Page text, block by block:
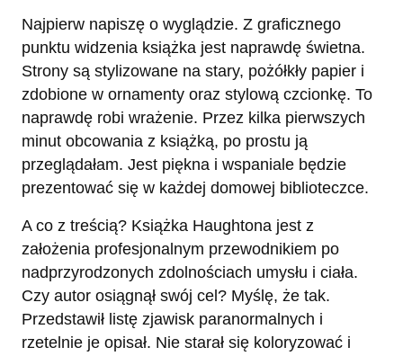
Najpierw napiszę o wyglądzie. Z graficznego
punktu widzenia książka jest naprawdę świetna.
Strony są stylizowane na stary, pożółkły papier i
zdobione w ornamenty oraz stylową czcionkę. To
naprawdę robi wrażenie. Przez kilka pierwszych
minut obcowania z książką, po prostu ją
przeglądałam. Jest piękna i wspaniale będzie
prezentować się w każdej domowej biblioteczce.
A co z treścią? Książka Haughtona jest z
założenia profesjonalnym przewodnikiem po
nadprzyrodzonych zdolnościach umysłu i ciała.
Czy autor osiągnął swój cel? Myślę, że tak.
Przedstawił listę zjawisk paranormalnych i
rzetelnie je opisał. Nie starał się koloryzować i